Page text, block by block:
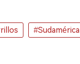
#Sudamérica